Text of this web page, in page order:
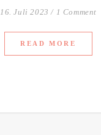
16. Juli 2023 / 1 Comment
READ MORE